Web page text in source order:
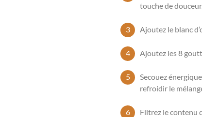
touche de douceur.
Ajoutez le blanc
Ajoutez les 8
Secouez
refroidir le
Filtrez le contenu